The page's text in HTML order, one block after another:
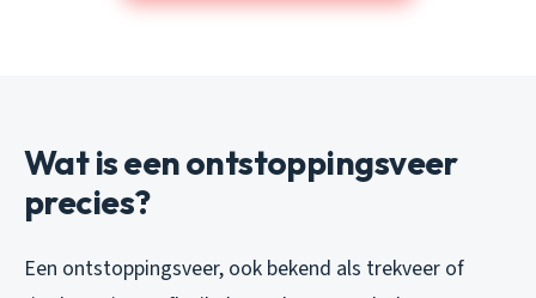
Wat is een ontstoppingsveer
precies?
Een ontstoppingsveer, ook bekend als trekveer of